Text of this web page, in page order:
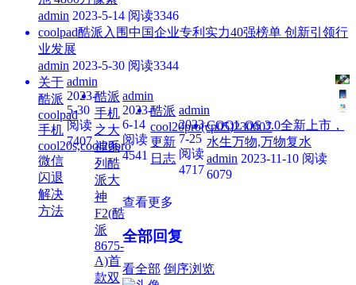
admin 2023-5-14 阅读3346
coolpad酷派入围中国企业专利实力40强榜单 创新引领行
业发展
admin 2023-5-30 阅读3344
关于
酷派
coolpad
手机
cool20s,cool20pro
微信
闪退
解决
方法
admin
2023-
5-30
阅读
7407
酷派
手机
之大
神系
列酷
派大
神
F2(酷
派
8675-
A)首
款双
admin
2023-
6-14
阅读
4541
酷派
cool20pro(cp05)230607
更新
日志
admin
2023-
7-25
阅读
4717
COOL OS 3.0全新上市，
水生万物,万物复水
admin 2023-11-10 阅读
6079
查看更多
全部回复
看全部 倒序浏览